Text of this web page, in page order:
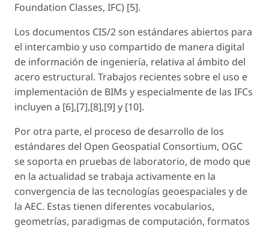
Foundation Classes, IFC) [5].
Los documentos CIS/2 son estándares abiertos para
el intercambio y uso compartido de manera digital
de información de ingeniería, relativa al ámbito del
acero estructural. Trabajos recientes sobre el uso e
implementación de BIMs y especialmente de las IFCs
incluyen a [6],[7],[8],[9] y [10].
Por otra parte, el proceso de desarrollo de los
estándares del Open Geospatial Consortium, OGC
se soporta en pruebas de laboratorio, de modo que
en la actualidad se trabaja activamente en la
convergencia de las tecnologías geoespaciales y de
la AEC. Estas tienen diferentes vocabularios,
geometrías, paradigmas de computación, formatos